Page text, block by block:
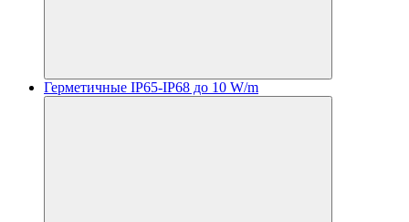
Герметичные IP65-IP68 до 10 W/m